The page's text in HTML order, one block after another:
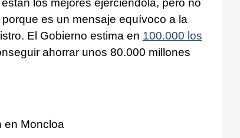
los mejores ejerciéndola, pero no
es un mensaje equívoco a la
El Gobierno estima en 100.000 los
ahorrar unos 80.000 millones
en Moncloa